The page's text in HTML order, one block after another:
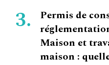
Permis de
Maison et
maison :